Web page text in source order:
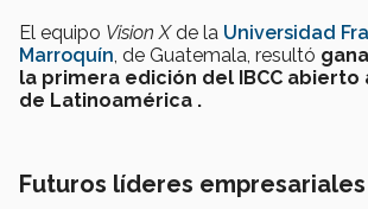
El equipo Vision Xde la Universidad
Marroquín, de Guatemala, resultó
la primera edición del IBCC
de Latinoamérica .
Futuros líderes empresariales